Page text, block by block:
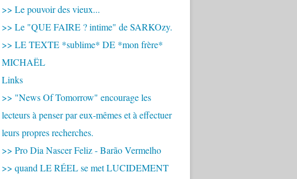
>> Le pouvoir des vieux...
>> Le "QUE FAIRE ? intime" de SARKOzy.
>> LE TEXTE *sublime* DE *mon frère*
MICHAËL
Links
>> "News Of Tomorrow" encourage les
lecteurs à penser par eux-mêmes et à effectuer
leurs propres recherches.
>> Pro Dia Nascer Feliz - Barão Vermelho
>> quand LE RÉEL se met LUCIDEMENT